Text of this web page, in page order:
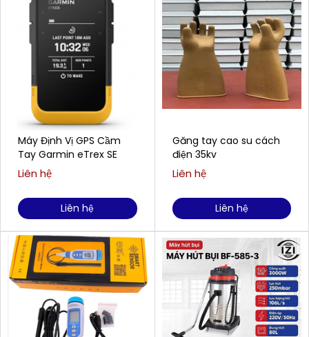
Máy Định Vị GPS Cầm
Tay Garmin eTrex SE
Liên hệ
Liên hệ
Găng tay cao su cách
điện 35kv
Liên hệ
Liên hệ